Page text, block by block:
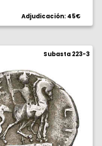
Adjudicación: 45€
Subasta 223-3